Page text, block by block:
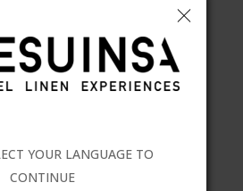
YOUR LANGUAGE TO
CONTINUE